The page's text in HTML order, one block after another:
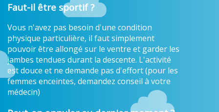
Faut-il être sportif ?
Vous n'avez pas besoin d'une condition
physique particulière, il faut simplement
pouvoir être allongé sur le ventre et garder les
jambes tendues durant la descente. L'activité
est douce et ne demande pas d'effort (pour les
femmes enceintes, demandez conseil à votre
médecin)